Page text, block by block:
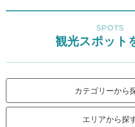
SPOTS
観光スポット
カテゴリーから
エリアから探